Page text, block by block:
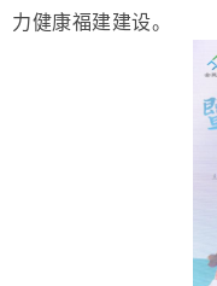
力健康福建建设。